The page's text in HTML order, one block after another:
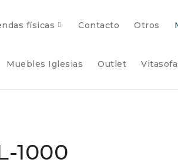
físicas Contacto Otros
Muebles Iglesias Outlet
1000